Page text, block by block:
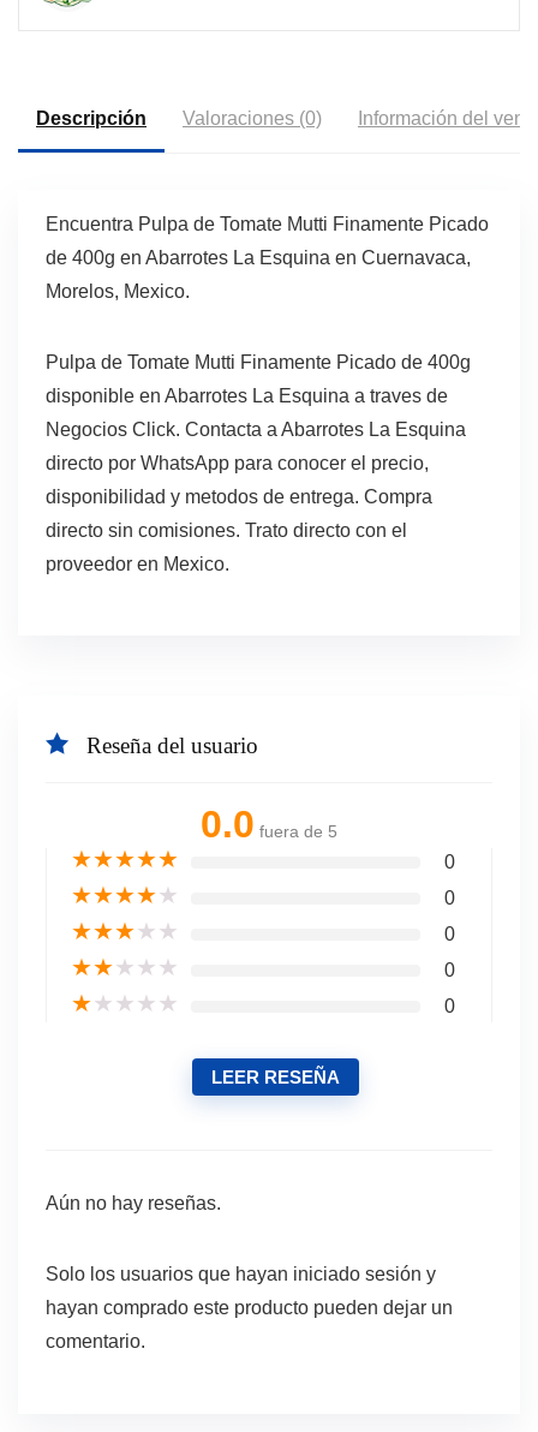
Descripción Valoraciones (0) Información del
Encuentra Pulpa de Tomate Mutti Finamente Picado
de 400g en Abarrotes La Esquina en Cuernavaca,
Morelos, Mexico.
Pulpa de Tomate Mutti Finamente Picado de 400g
disponible en Abarrotes La Esquina a traves de
Negocios Click. Contacta a Abarrotes La Esquina
directo por WhatsApp para conocer el precio,
disponibilidad y metodos de entrega. Compra
directo sin comisiones. Trato directo con el
proveedor en Mexico.
Reseña del usuario
0.0 fuera de 5
★★★★★ 0
★★★★★ 0
★★★★★ 0
★★★★★ 0
★★★★★ 0
LEER RESEÑA
Aún no hay reseñas.
Solo los usuarios que hayan iniciado sesión y
hayan comprado este producto pueden dejar un
comentario.